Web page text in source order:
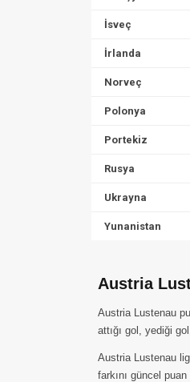
İsveç
İrlanda
Norveç
Polonya
Portekiz
Rusya
Ukrayna
Yunanistan
Austria
Austria Lustenau
attığı gol, yediği
Austria Lustenau
farkını güncel